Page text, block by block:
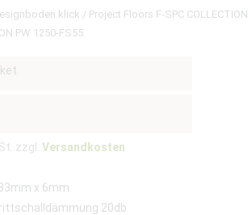
klick / Project Floors F-SPC COLLECTION
PW 1250-FS55
zzgl.Versandkosten
x 6mm
20db